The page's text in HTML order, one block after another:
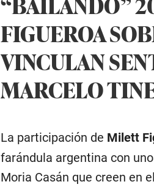
FIGUEROA
VINCULAN
MARCELO
La participación de Milett
farándula argentina con
Moria Casán que creen en